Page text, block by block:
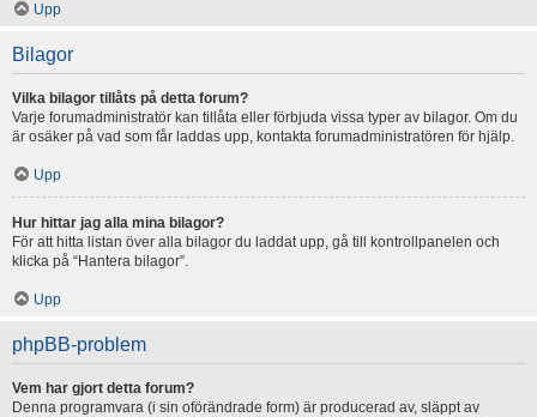
Upp
Bilagor
Vilka bilagor tillåts på detta forum?
Varje forumadministratör kan tillåta eller förbjuda vissa typer av bilagor. Om du
är osäker på vad som får laddas upp, kontakta forumadministratören för hjälp.
Upp
Hur hittar jag alla mina bilagor?
För att hitta listan över alla bilagor du laddat upp, gå till kontrollpanelen och
klicka på “Hantera bilagor”.
Upp
phpBB-problem
Vem har gjort detta forum?
Denna programvara (i sin oförändrade form) är producerad av, släppt av